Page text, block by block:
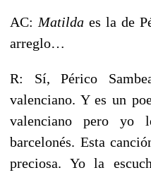
AC: Matilda es la de
arreglo…
R: Sí, Périco
valenciano. Y es un
valenciano pero yo
barcelonés. Esta
preciosa. Yo la